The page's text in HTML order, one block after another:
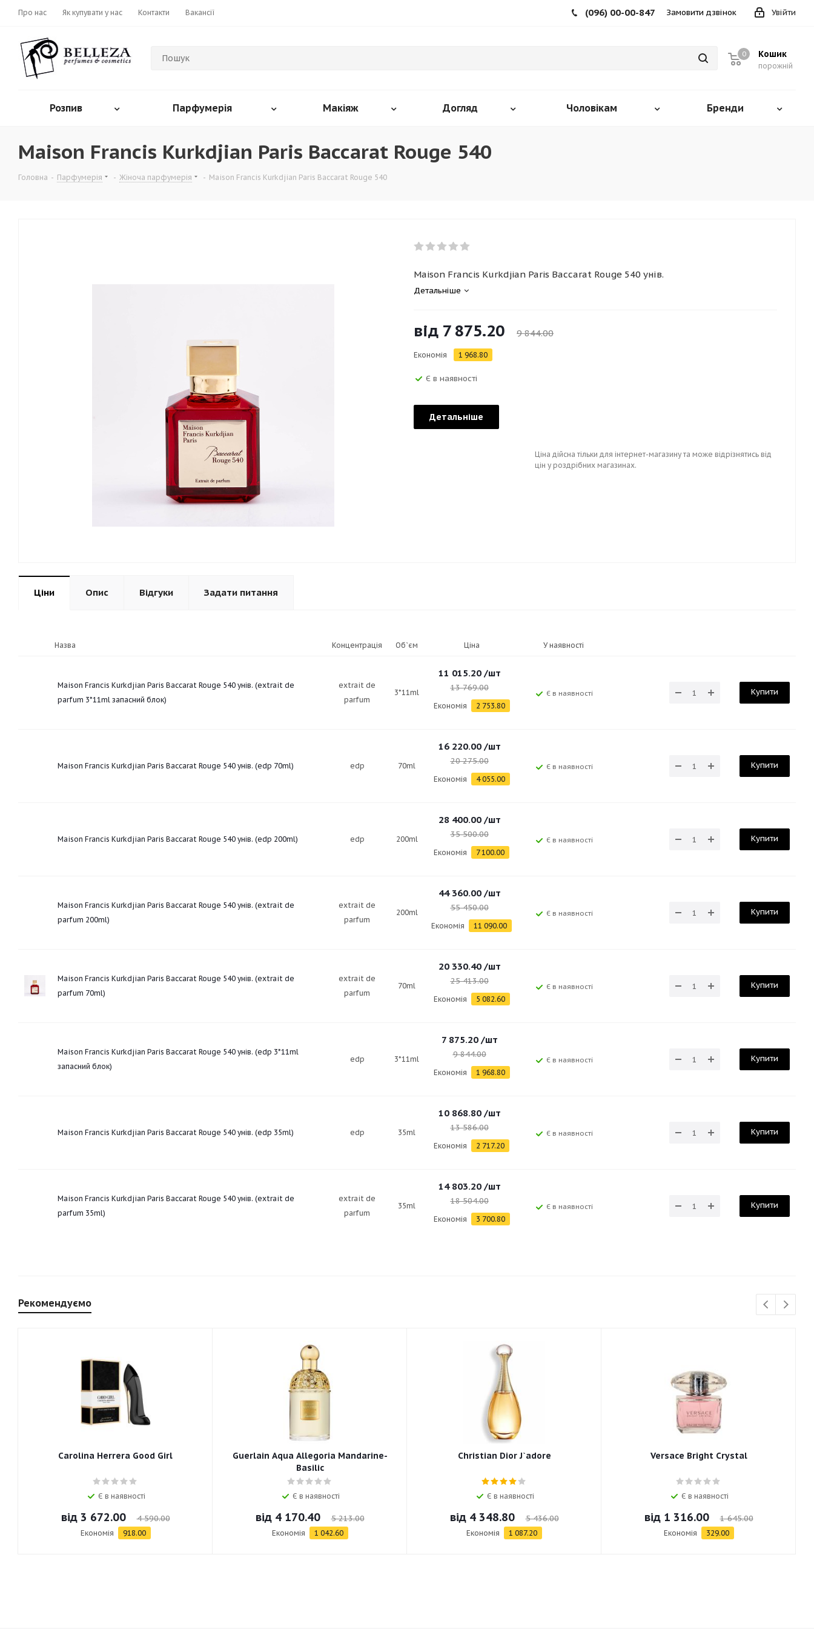
Про нас Як купувати у нас Контакти Вакансії Увійти
(096) 00-00-847 Замовити дзвінок
Кошик
порожній
0
Розпив Парфумерія Макіяж Догляд Чоловікам Бренди
Maison Francis Kurkdjian Paris Baccarat Rouge 540
Головна - Парфумерія - Жіноча парфумерія - Maison Francis Kurkdjian Paris Baccarat Rouge 540
Maison Francis Kurkdjian Paris Baccarat Rouge 540 унів.
Детальніше
від 7 875.20 9 844.00
Економія 1 968.80
Є в наявності
Детальніше
Ціна дійсна тільки для інтернет-магазину та може відрізнятись від
цін у роздрібних магазинах.
Ціни Опис Відгуки Задати питання
Назва Концентрація Об`єм Ціна У наявності
Maison Francis Kurkdjian Paris Baccarat Rouge 540 унів. (extrait de
parfum 3*11ml запасний блок)
extrait de
parfum
3*11ml
11 015.20 /шт
13 769.00
Економія 2 753.80
Є в наявності Купити
Maison Francis Kurkdjian Paris Baccarat Rouge 540 унів. (edp 70ml) edp 70ml
16 220.00 /шт
20 275.00
Економія 4 055.00
Є в наявності Купити
Maison Francis Kurkdjian Paris Baccarat Rouge 540 унів. (edp 200ml) edp 200ml
28 400.00 /шт
35 500.00
Економія 7 100.00
Є в наявності Купити
Maison Francis Kurkdjian Paris Baccarat Rouge 540 унів. (extrait de
parfum 200ml)
extrait de
parfum
200ml
44 360.00 /шт
55 450.00
Економія 11 090.00
Є в наявності Купити
Maison Francis Kurkdjian Paris Baccarat Rouge 540 унів. (extrait de
parfum 70ml)
extrait de
parfum
70ml
20 330.40 /шт
25 413.00
Економія 5 082.60
Є в наявності Купити
Maison Francis Kurkdjian Paris Baccarat Rouge 540 унів. (edp 3*11ml
запасний блок)
edp 3*11ml
7 875.20 /шт
9 844.00
Економія 1 968.80
Є в наявності Купити
Maison Francis Kurkdjian Paris Baccarat Rouge 540 унів. (edp 35ml) edp 35ml
10 868.80 /шт
13 586.00
Економія 2 717.20
Є в наявності Купити
Maison Francis Kurkdjian Paris Baccarat Rouge 540 унів. (extrait de
parfum 35ml)
extrait de
parfum
35ml
14 803.20 /шт
18 504.00
Економія 3 700.80
Є в наявності Купити
Рекомендуємо
Carolina Herrera Good Girl
Є в наявності
від 3 672.00 4 590.00
Економія 918.00
Guerlain Aqua Allegoria Mandarine-
Basilic
Є в наявності
від 4 170.40 5 213.00
Економія 1 042.60
Christian Dior J`adore
Є в наявності
від 4 348.80 5 436.00
Економія 1 087.20
Versace Bright Crystal
Є в наявності
від 1 316.00 1 645.00
Економія 329.00